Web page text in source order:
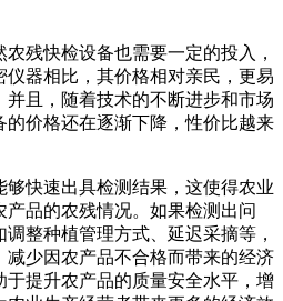
快检设备也需要一定的投入，
器相比，其价格相对亲民，更易
且，随着技术的不断进步和市场
的价格还在逐渐下降，性价比越来
快速出具检测结果，这使得农业
品的农残情况。如果检测出问
整种植管理方式、延迟采摘等，
少因农产品不合格而带来的经济
提升农产品的质量安全水平，增